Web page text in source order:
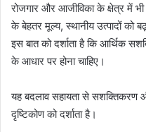
रोजगार और आजीविका के क्षेत्र में
के बेहतर मूल्य, स्थानीय उत्पादों को
इस बात को दर्शाता है कि आर्थिक
के आधार पर होना चाहिए।
यह बदलाव सहायता से सशक्तिकरण
दृष्टिकोण को दर्शाता है।